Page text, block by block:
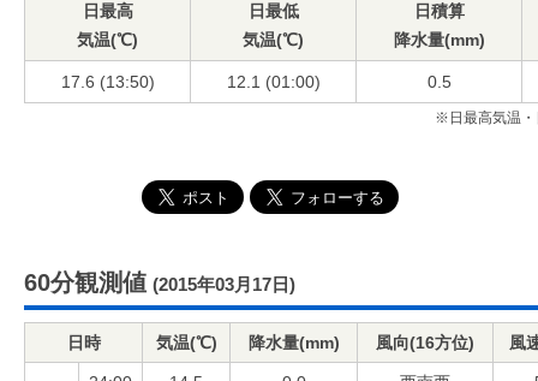
日最高
気温(℃)
日最低
気温(℃)
日積算
降水量(mm)
17.6 (13:50) 12.1 (01:00) 0.5
※日最高気温・
60分観測値 (2015年03月17日)
日時 気温(℃) 降水量(mm) 風向(16方位) 風